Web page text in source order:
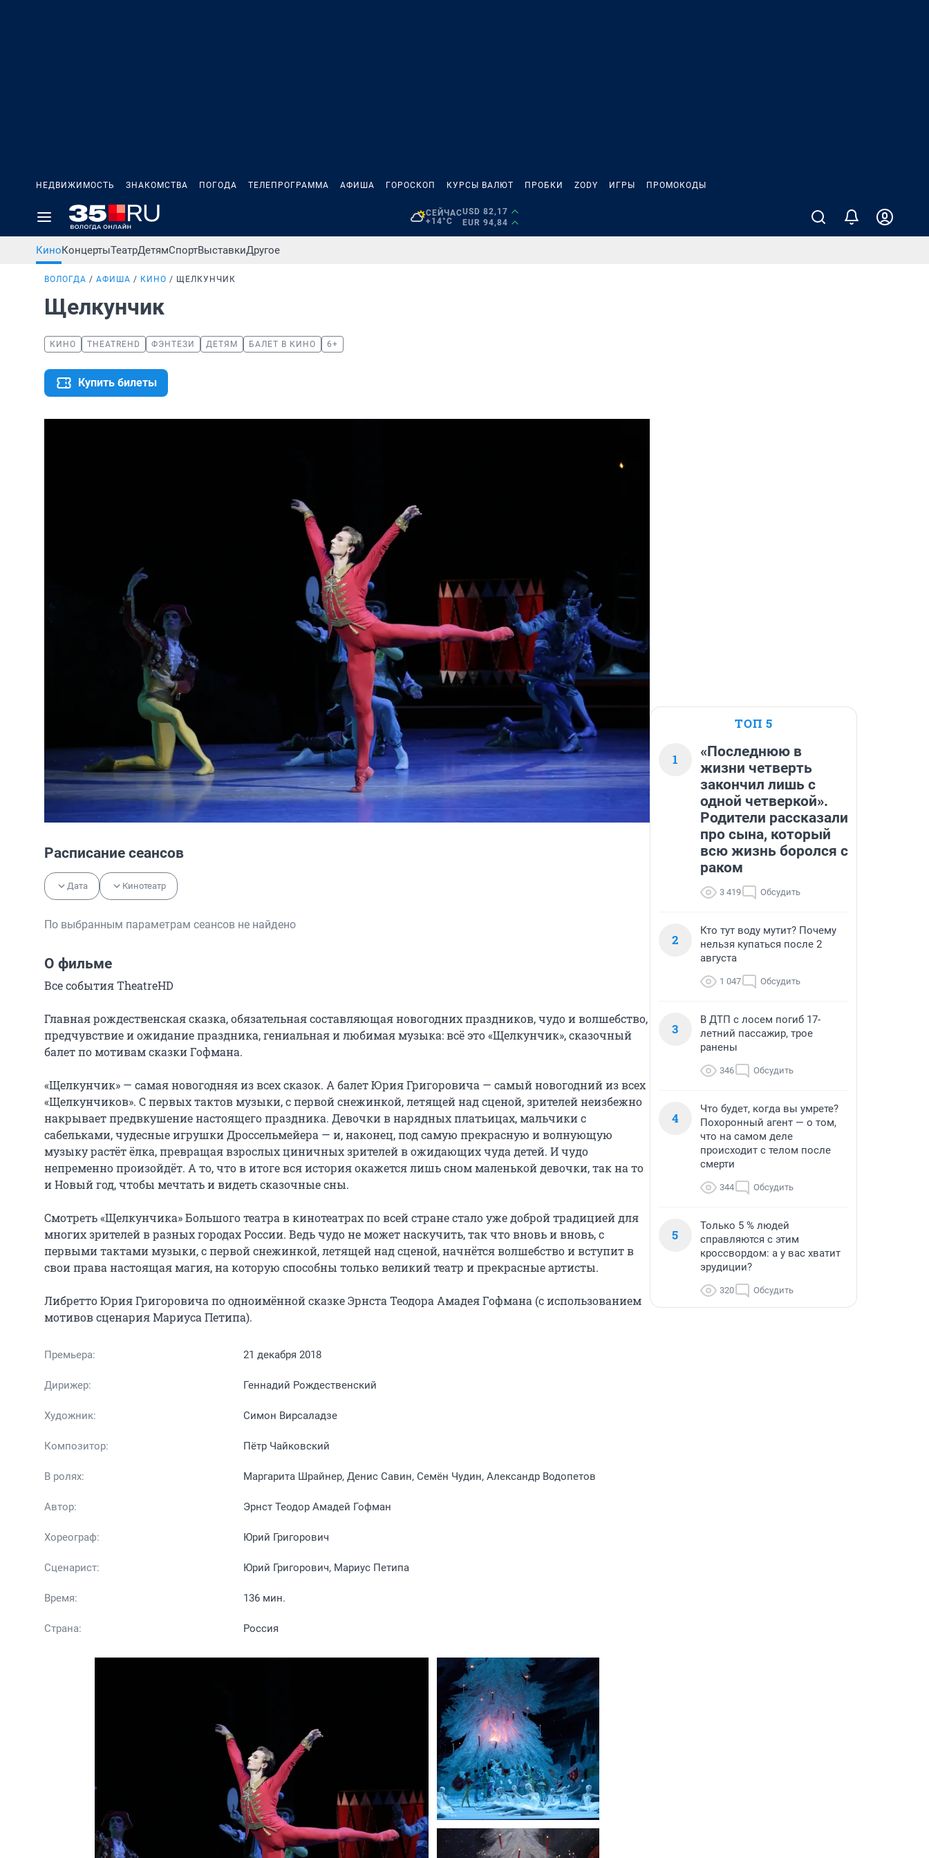
НЕДВИЖИМОСТЬ ЗНАКОМСТВА ПОГОДА ТЕЛЕПРОГРАММА АФИША ГОРОСКОП КУРСЫ ВАЛЮТ ПРОБКИ ZODY ИГРЫ ПРОМОКОДЫ
СЕЙЧАС
+14°C
USD 82,17
EUR 94,84
КиноКонцертыТеатрДетямСпортВыставкиДругое
ВОЛОГДА АФИША КИНО ЩЕЛКУНЧИК
Щелкунчик
КИНО THEATREHD ФЭНТЕЗИ ДЕТЯМ БАЛЕТ В КИНО 6+
Купить билеты
Расписание сеансов
Дата Кинотеатр
По выбранным параметрам сеансов не найдено
О фильме
Все события TheatreHD
Главная рождественская сказка, обязательная составляющая новогодних праздников, чудо и волшебство,
предчувствие и ожидание праздника, гениальная и любимая музыка: всё это «Щелкунчик», сказочный
балет по мотивам сказки Гофмана.
«Щелкунчик» — самая новогодняя из всех сказок. А балет Юрия Григоровича — самый новогодний из всех
«Щелкунчиков». С первых тактов музыки, с первой снежинкой, летящей над сценой, зрителей неизбежно
накрывает предвкушение настоящего праздника. Девочки в нарядных платьицах, мальчики с
сабельками, чудесные игрушки Дроссельмейера — и, наконец, под самую прекрасную и волнующую
музыку растёт ёлка, превращая взрослых циничных зрителей в ожидающих чуда детей. И чудо
непременно произойдёт. А то, что в итоге вся история окажется лишь сном маленькой девочки, так на то
и Новый год, чтобы мечтать и видеть сказочные сны.
Смотреть «Щелкунчика» Большого театра в кинотеатрах по всей стране стало уже доброй традицией для
многих зрителей в разных городах России. Ведь чудо не может наскучить, так что вновь и вновь, с
первыми тактами музыки, с первой снежинкой, летящей над сценой, начнётся волшебство и вступит в
свои права настоящая магия, на которую способны только великий театр и прекрасные артисты.
Либретто Юрия Григоровича по одноимённой сказке Эрнста Теодора Амадея Гофмана (с использованием
мотивов сценария Мариуса Петипа).
Премьера: 21 декабря 2018
Дирижер: Геннадий Рождественский
Художник: Симон Вирсаладзе
Композитор: Пётр Чайковский
В ролях: Маргарита Шрайнер, Денис Савин, Семён Чудин, Александр Водопетов
Автор: Эрнст Теодор Амадей Гофман
Хореограф: Юрий Григорович
Сценарист: Юрий Григорович, Мариус Петипа
Время: 136 мин.
Страна: Россия
ТОП 5
1
«Последнюю в
жизни четверть
закончил лишь с
одной четверкой».
Родители рассказали
про сына, который
всю жизнь боролся с
раком
3 419 Обсудить
2
Кто тут воду мутит? Почему
нельзя купаться после 2
августа
1 047 Обсудить
3
В ДТП с лосем погиб 17-
летний пассажир, трое
ранены
346 Обсудить
4
Что будет, когда вы умрете?
Похоронный агент — о том,
что на самом деле
происходит с телом после
смерти
344 Обсудить
5
Только 5 % людей
справляются с этим
кроссвордом: а у вас хватит
эрудиции?
320 Обсудить